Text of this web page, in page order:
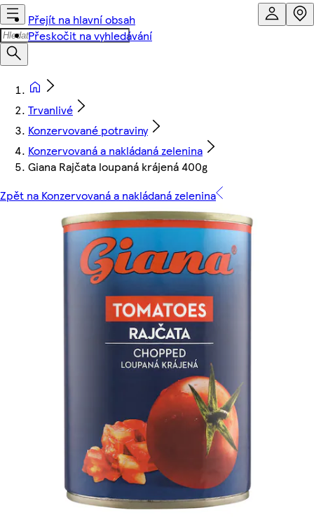
Přejít na hlavní obsah
Přeskočit na vyhledávání
Trvanlivé
Konzervované potraviny
Konzervovaná a nakládaná zelenina
Giana Rajčata loupaná krájená 400g
Zpět na Konzervovaná a nakládaná zelenina